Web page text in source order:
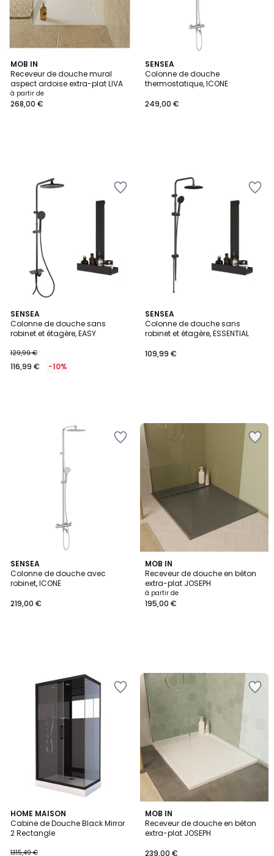
MOB IN
Receveur de douche mural
aspect ardoise extra-plat LIVA
à partir de
268,00 €
SENSEA
Colonne de douche
thermostatique, ICONE
249,00 €
SENSEA
Colonne de douche sans
robinet et étagère, EASY
129,99 €
116,99 € -10%
SENSEA
Colonne de douche sans
robinet et étagère, ESSENTIAL
109,99 €
SENSEA
Colonne de douche avec
robinet, ICONE
219,00 €
MOB IN
Receveur de douche en béton
extra-plat JOSEPH
à partir de
195,00 €
HOME MAISON
Cabine de Douche Black Mirror
2 Rectangle
1315,49 €
4,8
/ 5
MOB IN
Receveur de douche en béton
extra-plat JOSEPH
239,00 €